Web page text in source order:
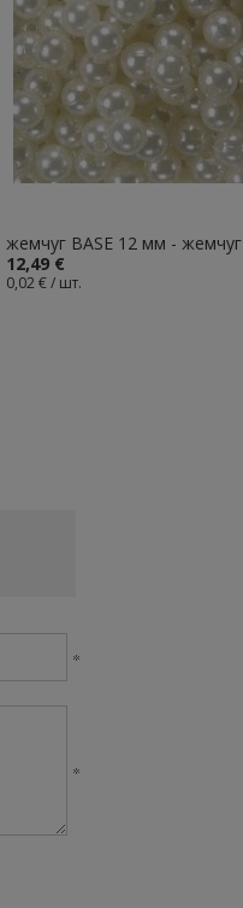
жемчуг BASE 12 мм - жемчуг
12,49 €
0,02 € / шт.